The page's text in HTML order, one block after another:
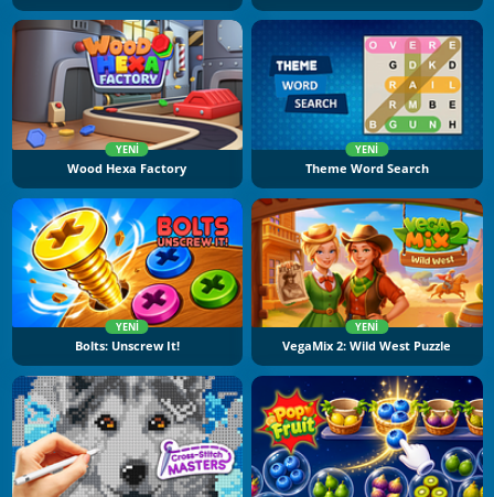
YENI
Wood Hexa Factory
YENI
Theme Word Search
YENI
Bolts: Unscrew It!
YENI
VegaMix 2: Wild West Puzzle